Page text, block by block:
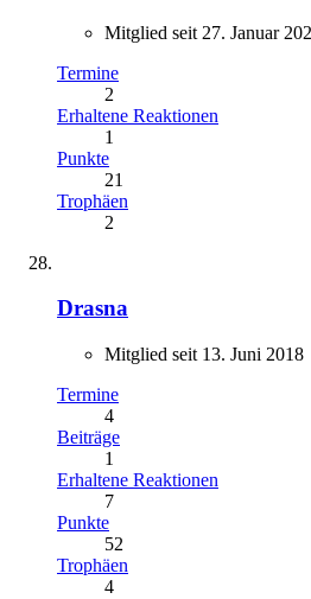
Mitglied seit 27. Januar
Termine
2
Erhaltene Reaktionen
1
Punkte
21
Trophäen
2
Drasna
Mitglied seit 13. Juni 2018
Termine
4
Beiträge
1
Erhaltene Reaktionen
7
Punkte
52
Trophäen
4